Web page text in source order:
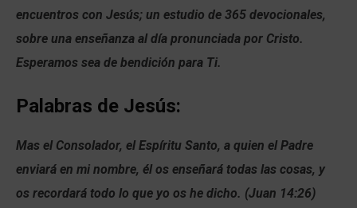
encuentros con Jesús; un estudio de 365 devocionales,
sobre una enseñanza al día pronunciada por Cristo.
Esperamos sea de bendición para Ti.
Palabras de Jesús:
Mas el Consolador, el Espíritu Santo, a quien el Padre
enviará en mi nombre, él os enseñará todas las cosas, y
os recordará todo lo que yo os he dicho. (Juan 14:26)